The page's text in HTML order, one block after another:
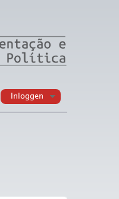
Inloggen